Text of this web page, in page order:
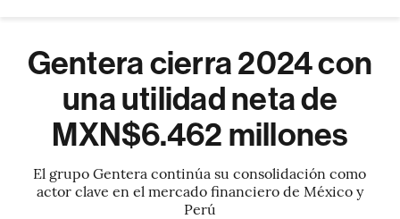
Gentera cierra 2024 con
una utilidad neta de
MXN$6.462 millones
El grupo Gentera continúa su consolidación como
actor clave en el mercado financiero de México y
Perú